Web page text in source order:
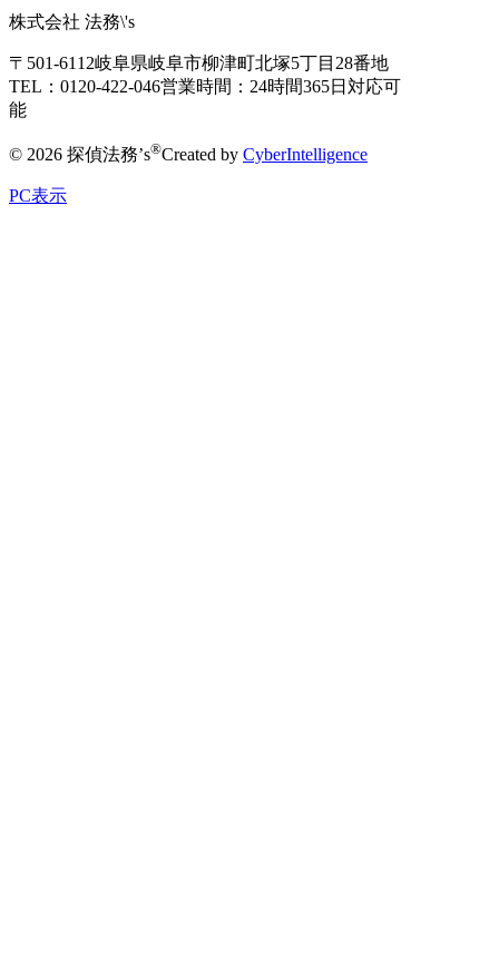
株式会社 法務\'s
〒501-6112岐阜県岐阜市柳津町北塚5丁目28番地
TEL：0120-422-046営業時間：24時間365日対応可
能
© 2026 探偵法務’s®Created by CyberIntelligence
PC表示